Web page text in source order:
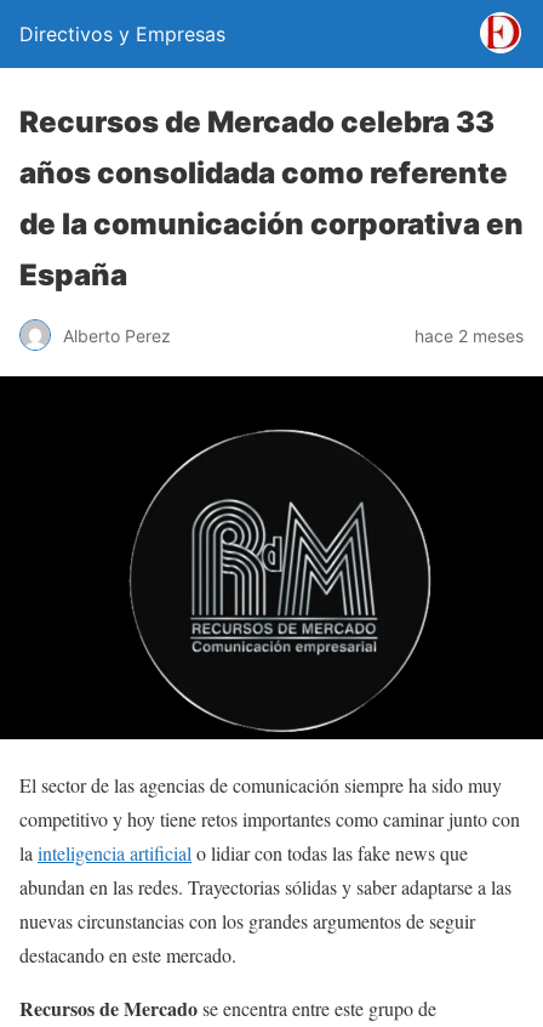
Directivos y Empresas
Recursos de Mercado celebra 33
años consolidada como referente
de la comunicación corporativa en
España
Alberto Perez hace 2 meses
El sector de las agencias de comunicación siempre ha sido muy
competitivo y hoy tiene retos importantes como caminar junto con
la inteligencia artificial o lidiar con todas las fake news que
abundan en las redes. Trayectorias sólidas y saber adaptarse a las
nuevas circunstancias con los grandes argumentos de seguir
destacando en este mercado.
Recursos de Mercadose encentra entre este grupo de